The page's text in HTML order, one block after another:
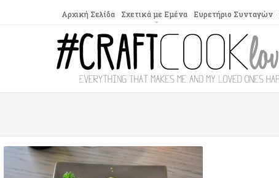
Αρχική Σελίδα Σχετικά με Εμένα Ευρετήριο Συνταγών